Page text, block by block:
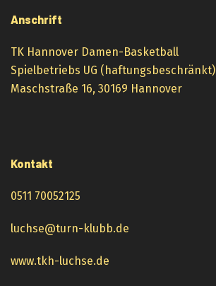
Anschrift
TK Hannover Damen-Basketball
Spielbetriebs UG (haftungsbeschränkt)
Maschstraße 16, 30169 Hannover
Kontakt
0511 70052125
luchse@turn-klubb.de
www.tkh-luchse.de